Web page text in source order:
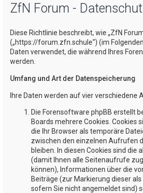
ZfN Forum -
Diese Richtlinie beschreibt, wie „ZfN
(„https://forum.zfn.schule“) (im
Daten verwendet, die während Ihres
werden.
Umfang und Art der Datenspeicherung
Ihre Daten werden auf vier verschiedene
Die Forensoftware phpBB erstellt
Boards mehrere Cookies. Cookies
die Ihr Browser als temporäre
zwischen den einzelnen Aufrufen
bleiben. In diesen Cookies sind die
(damit Ihnen alle Seitenaufrufe
können), Informationen über die
Beiträge (zur Markierung dieser
sofern Sie nicht angemeldet sind)